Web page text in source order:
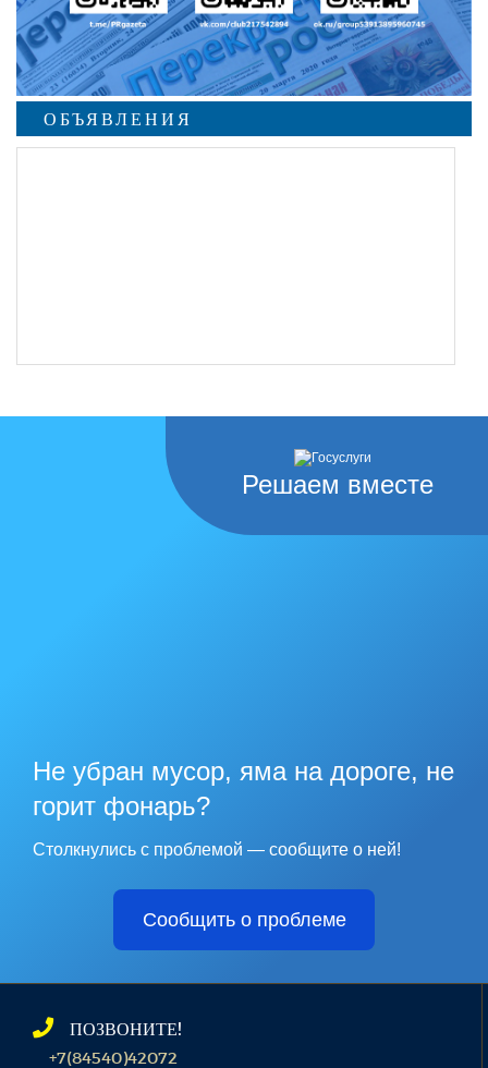
ОБЪЯВЛЕНИЯ
Решаем вместе
Не убран мусор, яма на дороге, не
горит фонарь?
Столкнулись с проблемой — сообщите о ней!
Сообщить о проблеме
ПОЗВОНИТЕ!
+7(84540)42072